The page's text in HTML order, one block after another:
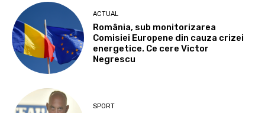
ACTUAL
România, sub monitorizarea
Comisiei Europene din cauza crizei
energetice. Ce cere Victor
Negrescu
SPORT